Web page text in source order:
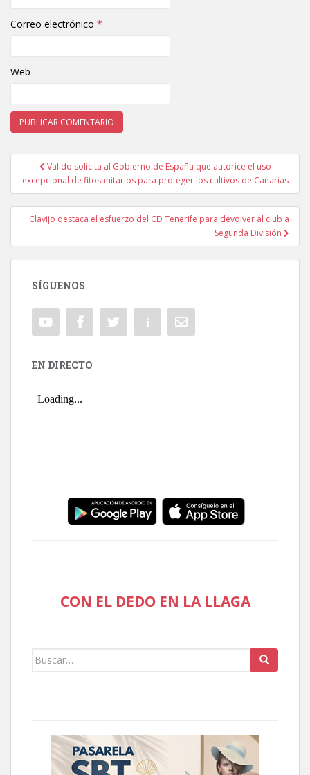
Correo electrónico *
Web
Navegación de entradas
Valido solicita al Gobierno de España que autorice el uso
excepcional de fitosanitarios para proteger los cultivos de Canarias
Clavijo destaca el esfuerzo del CD Tenerife para devolver al club a
Segunda División
SÍGUENOS
EN DIRECTO
CON EL DEDO EN LA LLAGA
Buscar: